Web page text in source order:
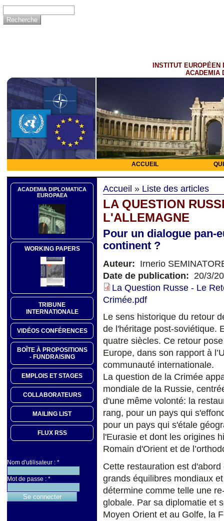
INSTITUT EUROPÉEN
ACADEMIA
ACCUEIL
ACADEMIA DIPLOMATICA
EUROPAEA
WORKING PAPERS
TRIBUNE
INTERNATIONALE
VIDÉOS CONFÉRENCES
BOÎTE À PROPOSITIONS
- FUNDRAISING
EMPLOIS ET STAGES
COLLABORATEURS
MAILING LIST
FLUX RSS
Nom d'utilisateur : *
Mot de passe : *
Accueil » Liste des articles
LA QUESTION
L'ALLEMAGNE
Pour un dialogue pan-
continent ?
Auteur: Irnerio
Date de publication: 20/3/
La Question Russe - Le
Crimée.pdf
Le sens historique du retour
de l'héritage post-soviétique.
quatre siècles. Ce retour
Europe, dans son rapport à
communauté internationale.
La question de la Crimée
mondiale de la Russie,
d'une même volonté: la
rang, pour un pays qui
pour un pays qui s'étale
l'Eurasie et dont les origines
Romain d'Orient et de
Cette restauration est
grands équilibres mondiaux
détermine comme telle une
globale. Par sa diplomatie et
Moyen Orient et au Golfe, la